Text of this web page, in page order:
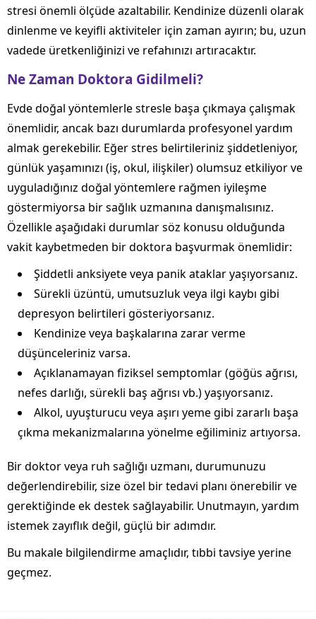
stresi önemli ölçüde azaltabilir. Kendinize düzenli olarak
dinlenme ve keyifli aktiviteler için zaman ayırın; bu, uzun
vadede üretkenliğinizi ve refahınızı artıracaktır.
Ne Zaman Doktora Gidilmeli?
Evde doğal yöntemlerle stresle başa çıkmaya çalışmak
önemlidir, ancak bazı durumlarda profesyonel yardım
almak gerekebilir. Eğer stres belirtileriniz şiddetleniyor,
günlük yaşamınızı (iş, okul, ilişkiler) olumsuz etkiliyor ve
uyguladığınız doğal yöntemlere rağmen iyileşme
göstermiyorsa bir sağlık uzmanına danışmalısınız.
Özellikle aşağıdaki durumlar söz konusu olduğunda
vakit kaybetmeden bir doktora başvurmak önemlidir:
Şiddetli anksiyete veya panik ataklar yaşıyorsanız.
Sürekli üzüntü, umutsuzluk veya ilgi kaybı gibi
depresyon belirtileri gösteriyorsanız.
Kendinize veya başkalarına zarar verme
düşünceleriniz varsa.
Açıklanamayan fiziksel semptomlar (göğüs ağrısı,
nefes darlığı, sürekli baş ağrısı vb.) yaşıyorsanız.
Alkol, uyuşturucu veya aşırı yeme gibi zararlı başa
çıkma mekanizmalarına yönelme eğiliminiz artıyorsa.
Bir doktor veya ruh sağlığı uzmanı, durumunuzu
değerlendirebilir, size özel bir tedavi planı önerebilir ve
gerektiğinde ek destek sağlayabilir. Unutmayın, yardım
istemek zayıflık değil, güçlü bir adımdır.
Bu makale bilgilendirme amaçlıdır, tıbbi tavsiye yerine
geçmez.